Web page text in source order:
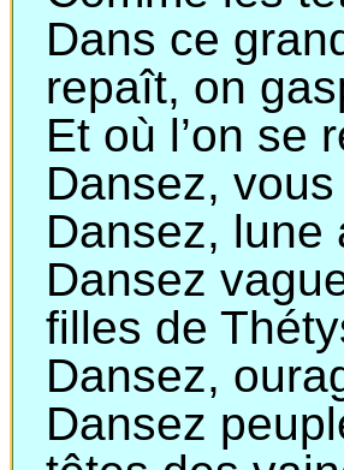
Dans ce
repaît, on
Et où l’on se
Dansez,
Dansez, lune
Dansez
filles de
Dansez,
Dansez